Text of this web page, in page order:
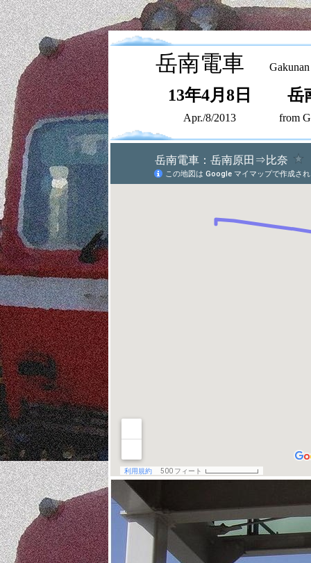
岳南電車
13年4月8日 岳
Apr./8/2013 from